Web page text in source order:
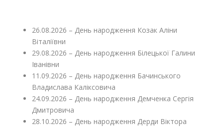
26.08.2026 – День народження Козак Аліни
Віталіївни
29.08.2026 – День народження Білецької Галини
Іванівни
11.09.2026 – День народження Бачинського
Владислава Каліксовича
24.09.2026 – День народження Демченка Сергія
Дмитровича
28.10.2026 – День народження Дерди Віктора